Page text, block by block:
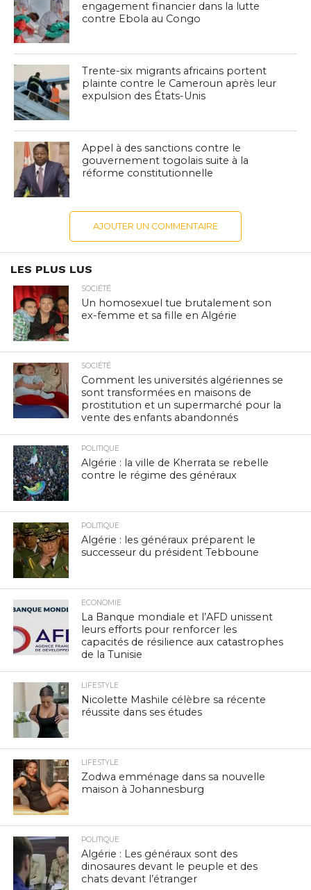
engagement financier dans la lutte
contre Ebola au Congo
Trente-six migrants africains portent
plainte contre le Cameroun après leur
expulsion des États-Unis
Appel à des sanctions contre le
gouvernement togolais suite à la
réforme constitutionnelle
AJOUTER UN COMMENTAIRE
LES PLUS LUS
SOCIÉTÉ
Un homosexuel tue brutalement son
ex-femme et sa fille en Algérie
SOCIÉTÉ
Comment les universités algériennes se
sont transformées en maisons de
prostitution et un supermarché pour la
vente des enfants abandonnés
POLITIQUE
Algérie : la ville de Kherrata se rebelle
contre le régime des généraux
POLITIQUE
Algérie : les généraux préparent le
successeur du président Tebboune
ECONOMIE
La Banque mondiale et l’AFD unissent
leurs efforts pour renforcer les
capacités de résilience aux catastrophes
de la Tunisie
LIFESTYLE
Nicolette Mashile célèbre sa récente
réussite dans ses études
LIFESTYLE
Zodwa emménage dans sa nouvelle
maison à Johannesburg
POLITIQUE
Algérie : Les généraux sont des
dinosaures devant le peuple et des
chats devant l’étranger